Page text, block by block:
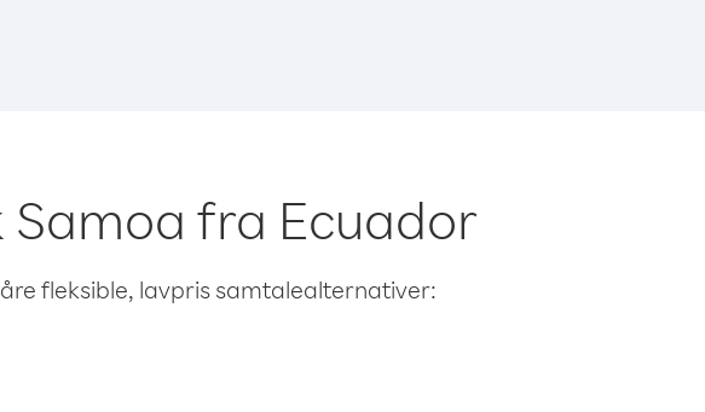
fra Ecuador
fleksible, lavpris samtalealternativer: